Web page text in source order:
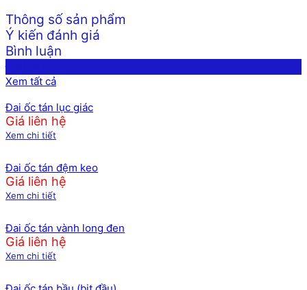
Thông số sản phẩm
Ý kiến đánh giá
Bình luận
Xem tất cả
Đai ốc tán lục giác
Giá liên hệ
Xem chi tiết
Đai ốc tán đệm keo
Giá liên hệ
Xem chi tiết
Đai ốc tán vành long đen
Giá liên hệ
Xem chi tiết